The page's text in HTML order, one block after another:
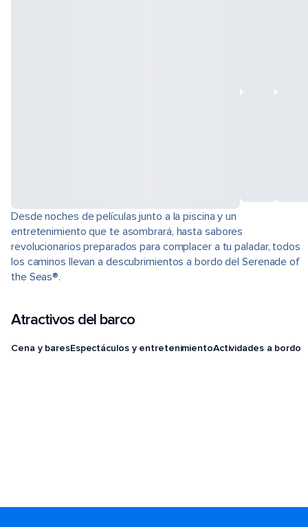
Desde noches de películas junto a la piscina y un
entretenimiento que te asombrará, hasta sabores
revolucionarios preparados para complacer a tu paladar, todos
los caminos llevan a descubrimientos a bordo del Serenade of
the Seas®.
Atractivos del barco
Cena y baresEspectáculos y entretenimientoActividades a bordo